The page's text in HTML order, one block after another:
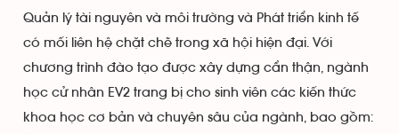
Quản lý tài nguyên và môi trường và Phát triển kinh tế
có mối liên hệ chặt chẽ trong xã hội hiện đại. Với
chương trình đào tạo được xây dựng cẩn thận, ngành
học cử nhân EV2 trang bị cho sinh viên các kiến thức
khoa học cơ bản và chuyên sâu của ngành, bao gồm: